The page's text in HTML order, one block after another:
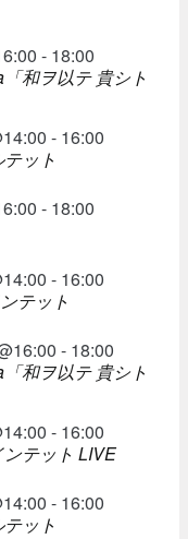
- 18:00
和ヲ以テ 貴シト
- 16:00
ット
- 18:00
- 16:00
テット
- 18:00
和ヲ以テ 貴シト
- 16:00
テット LIVE
- 16:00
ット